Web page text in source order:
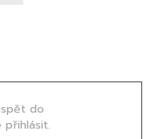
do
přihlásit.